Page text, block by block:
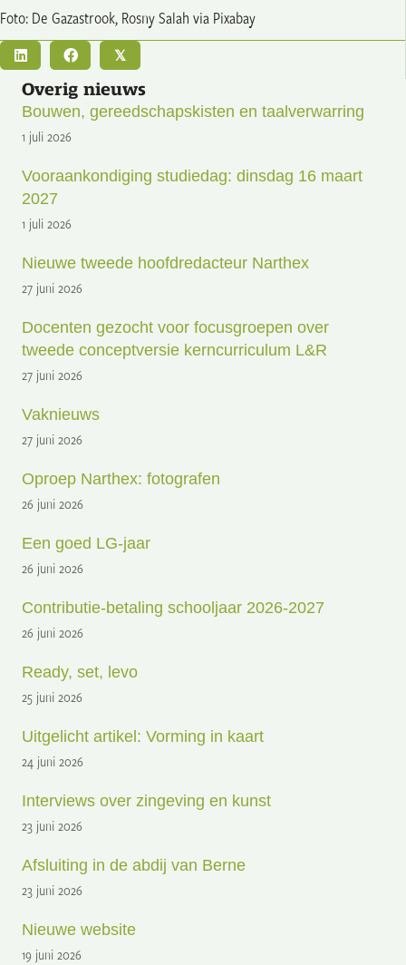
Foto: De Gazastrook, Rosny Salah via Pixabay
𝕏
Overig nieuws
Bouwen, gereedschapskisten en taalverwarring
1 juli 2026
Vooraankondiging studiedag: dinsdag 16 maart
2027
1 juli 2026
Nieuwe tweede hoofdredacteur Narthex
27 juni 2026
Docenten gezocht voor focusgroepen over
tweede conceptversie kerncurriculum L&R
27 juni 2026
Vaknieuws
27 juni 2026
Oproep Narthex: fotografen
26 juni 2026
Een goed LG-jaar
26 juni 2026
Contributie-betaling schooljaar 2026-2027
26 juni 2026
Ready, set, levo
25 juni 2026
Uitgelicht artikel: Vorming in kaart
24 juni 2026
Interviews over zingeving en kunst
23 juni 2026
Afsluiting in de abdij van Berne
23 juni 2026
Nieuwe website
19 juni 2026